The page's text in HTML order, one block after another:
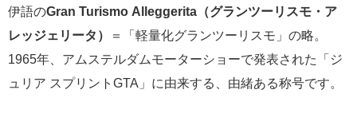
伊語のGran Turismo Alleggerita（グランツーリスモ・ア
レッジェリータ）
＝「軽量化グランツーリスモ」の略。
1965年、アムステルダムモーターショーで発表された「ジ
ュリア スプリントGTA」に由来する、由緒ある称号です。